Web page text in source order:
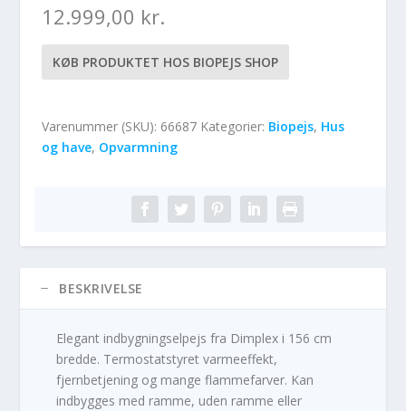
12.999,00 kr.
KØB PRODUKTET HOS BIOPEJS SHOP
Varenummer (SKU): 66687 Kategorier: Biopejs, Hus
og have, Opvarmning
BESKRIVELSE
Elegant indbygningselpejs fra Dimplex i 156 cm
bredde. Termostatstyret varmeeffekt,
fjernbetjening og mange flammefarver. Kan
indbygges med ramme, uden ramme eller